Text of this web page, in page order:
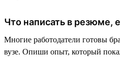
Что написать в резюме,
Многие работодатели готовы
вузе. Опиши опыт, который